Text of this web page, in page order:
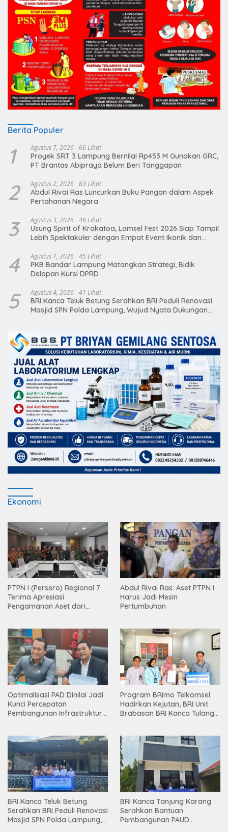
Berita Populer
1 Agustus 7, 2026 66 Lihat
Proyek SRT 3 Lampung Bernilai Rp453 M Gunakan GRC,
PT Brantas Abipraya Belum Beri Tanggapan
2 Agustus 2, 2026 63 Lihat
Abdul Rivai Ras Luncurkan Buku Pangan dalam Aspek
Pertahanan Negara
3 Agustus 3, 2026 46 Lihat
Usung Spirit of Krakatoa, Lamsel Fest 2026 Siap Tampil
Lebih Spektakuler dengan Empat Event Ikonik dan
4 Agustus 1, 2026 45 Lihat
PKB Bandar Lampung Matangkan Strategi, Bidik
Delapan Kursi DPRD
5 Agustus 4, 2026 41 Lihat
BRI Kanca Teluk Betung Serahkan BRI Peduli Renovasi
Masjid SPN Polda Lampung, Wujud Nyata Dukungan
Ekonomi
PTPN I (Persero) Regional 7
Terima Apresiasi
Pengamanan Aset dari
Abdul Rivai Ras: Aset PTPN I
Harus Jadi Mesin
Pertumbuhan
Optimalisasi PAD Dinilai Jadi
Kunci Percepatan
Pembangunan Infrastruktur
Program BRImo Telkomsel
Hadirkan Kejutan, BRI Unit
Brabasan BRI Kanca Tulang
Mesuji
BRI Kanca Teluk Betung
Serahkan BRI Peduli Renovasi
Masjid SPN Polda Lampung,
BRI Kanca Tanjung Karang
Serahkan Bantuan
Pembangunan PAUD